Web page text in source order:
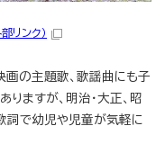
部リンク）
画の主題歌、歌謡曲にも子
ますが、明治・大正、昭
詞で幼児や児童が気軽に